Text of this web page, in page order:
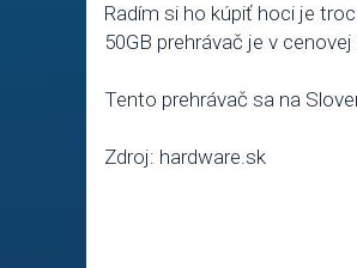
Radím si ho kúpiť hoci je
50GB prehrávač je v
Tento prehrávač sa na
Zdroj: hardware.sk